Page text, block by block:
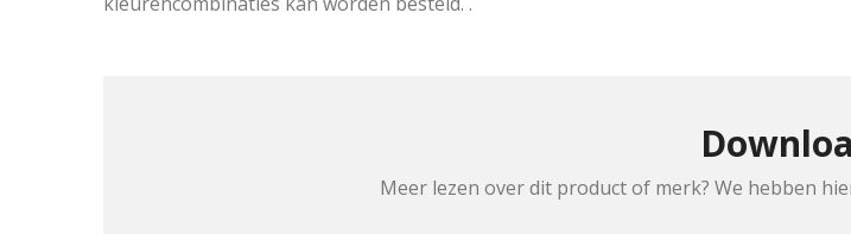
Meer lezen over dit product of merk? We hebben